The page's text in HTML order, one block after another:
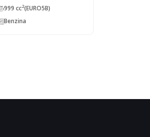
999 cc2(EURO5B)
Benzina